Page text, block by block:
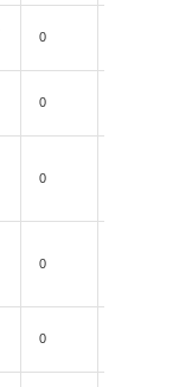
0
0
0
0
0